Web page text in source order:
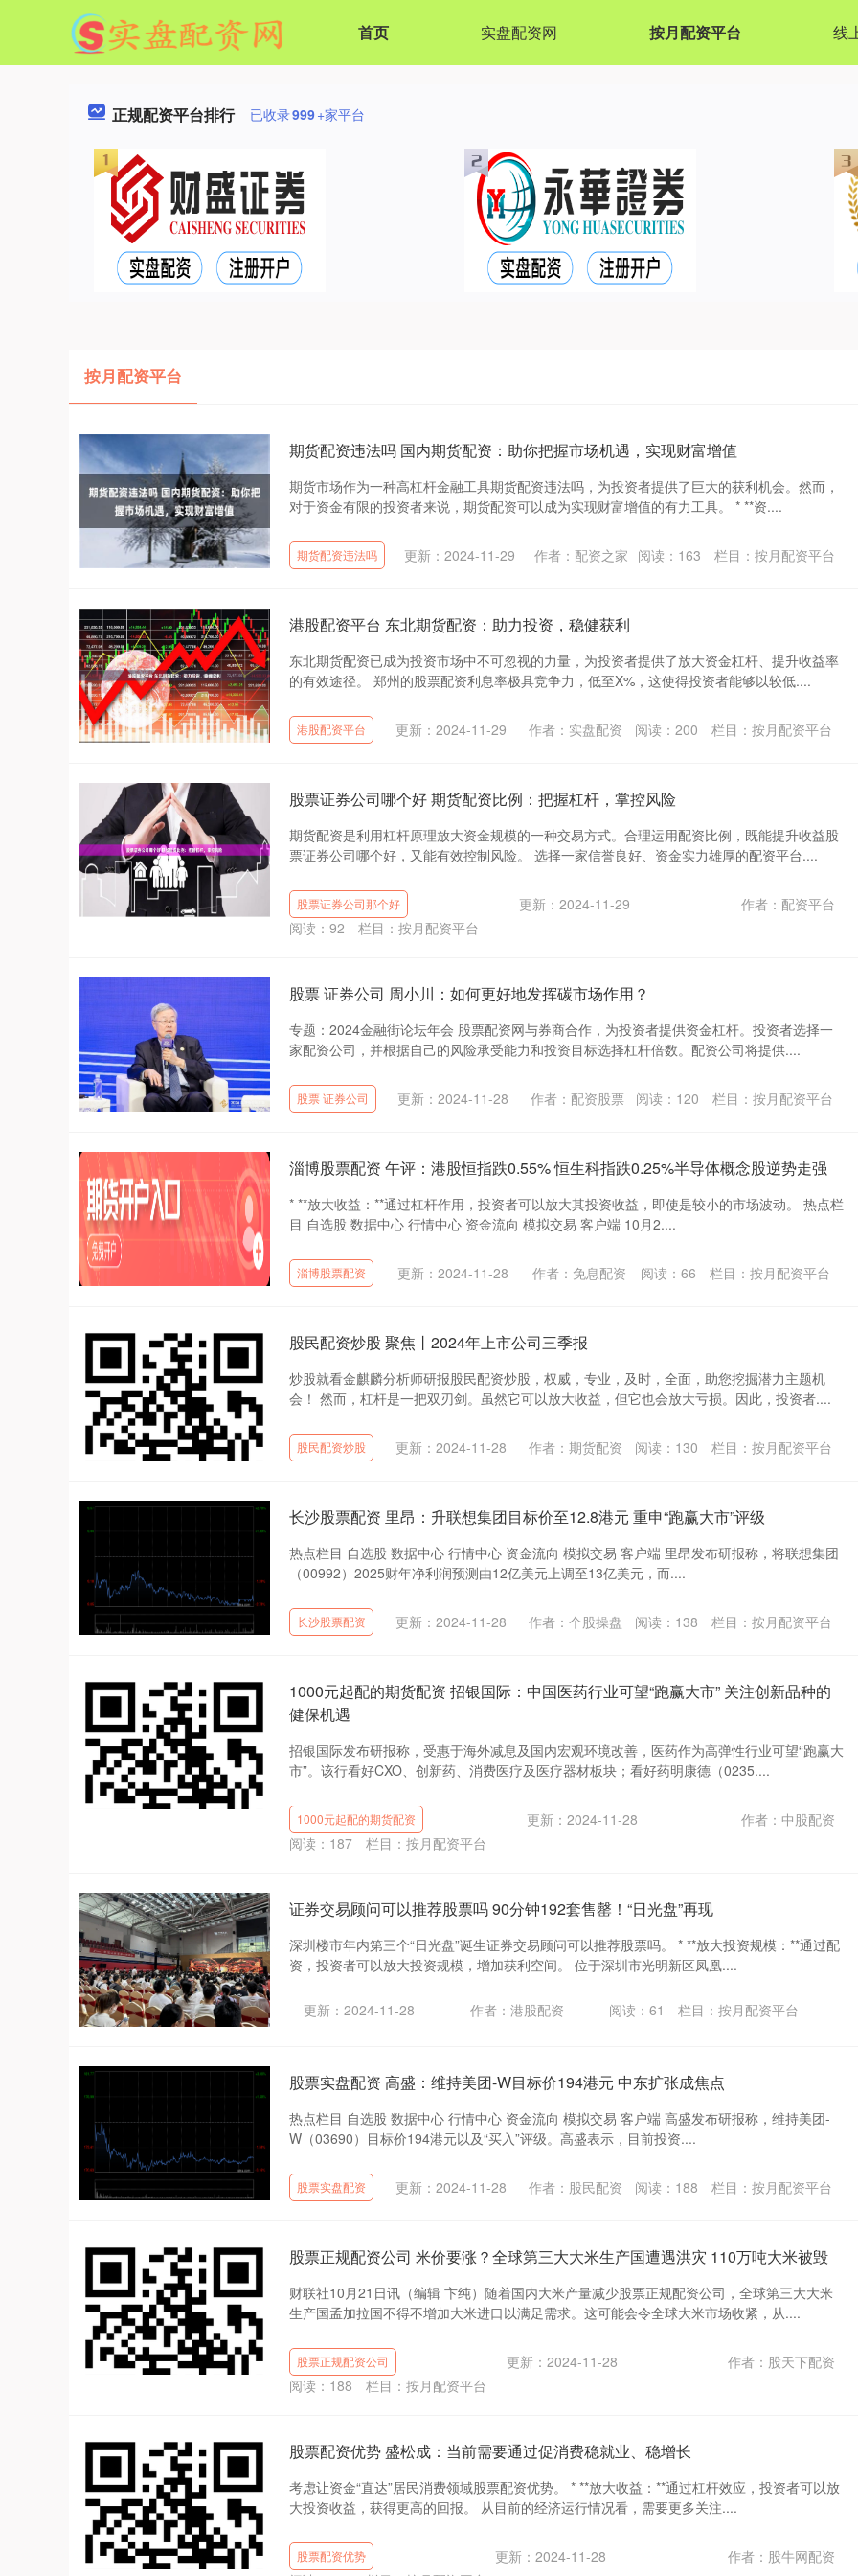
首页 实盘配资网 按月配资平台 线
正规配资平台排行 已收录999+家平台
按月配资平台
期货配资违法吗 国内期货配资：助你把握市场机遇，实现财富增值
期货市场作为一种高杠杆金融工具期货配资违法吗，为投资者提供了巨大的获利机会。然而，
对于资金有限的投资者来说，期货配资可以成为实现财富增值的有力工具。 * **资....
期货配资违法吗 更新：2024-11-29 作者：配资之家 阅读： 163 栏目： 按月配资平台
港股配资平台 东北期货配资：助力投资，稳健获利
东北期货配资已成为投资市场中不可忽视的力量，为投资者提供了放大资金杠杆、提升收益率
的有效途径。 郑州的股票配资利息率极具竞争力，低至X%，这使得投资者能够以较低....
港股配资平台 更新：2024-11-29 作者：实盘配资 阅读： 200 栏目： 按月配资平台
股票证券公司哪个好 期货配资比例：把握杠杆，掌控风险
期货配资是利用杠杆原理放大资金规模的一种交易方式。合理运用配资比例，既能提升收益股
票证券公司哪个好，又能有效控制风险。 选择一家信誉良好、资金实力雄厚的配资平台....
股票证券公司那个好 更新：2024-11-29
作者：配资平台
阅读： 92 栏目： 按月配资平台
股票 证券公司 周小川：如何更好地发挥碳市场作用？
专题：2024金融街论坛年会 股票配资网与券商合作，为投资者提供资金杠杆。投资者选择一
家配资公司，并根据自己的风险承受能力和投资目标选择杠杆倍数。配资公司将提供....
股票 证券公司 更新：2024-11-28 作者：配资股票 阅读： 120 栏目： 按月配资平台
淄博股票配资 午评：港股恒指跌0.55% 恒生科指跌0.25%半导体概念股逆势走强
* **放大收益：**通过杠杆作用，投资者可以放大其投资收益，即使是较小的市场波动。 热点栏
目 自选股 数据中心 行情中心 资金流向 模拟交易 客户端 10月2....
淄博股票配资 更新：2024-11-28 作者：免息配资 阅读： 66 栏目： 按月配资平台
股民配资炒股 聚焦丨2024年上市公司三季报
炒股就看金麒麟分析师研报股民配资炒股，权威，专业，及时，全面，助您挖掘潜力主题机
会！ 然而，杠杆是一把双刃剑。虽然它可以放大收益，但它也会放大亏损。因此，投资者....
股民配资炒股 更新：2024-11-28 作者：期货配资 阅读： 130 栏目： 按月配资平台
长沙股票配资 里昂：升联想集团目标价至12.8港元 重申“跑赢大市”评级
热点栏目 自选股 数据中心 行情中心 资金流向 模拟交易 客户端 里昂发布研报称，将联想集团
（00992）2025财年净利润预测由12亿美元上调至13亿美元，而....
长沙股票配资 更新：2024-11-28 作者：个股操盘 阅读： 138 栏目： 按月配资平台
1000元起配的期货配资 招银国际：中国医药行业可望“跑赢大市” 关注创新品种的
健保机遇
招银国际发布研报称，受惠于海外减息及国内宏观环境改善，医药作为高弹性行业可望“跑赢大
市”。该行看好CXO、创新药、消费医疗及医疗器材板块；看好药明康德（0235....
1000元起配的期货配资 更新：2024-11-28
作者：中股配资
阅读： 187 栏目： 按月配资平台
证券交易顾问可以推荐股票吗 90分钟192套售罄！“日光盘”再现
深圳楼市年内第三个“日光盘”诞生证券交易顾问可以推荐股票吗。 * **放大投资规模：**通过配
资，投资者可以放大投资规模，增加获利空间。 位于深圳市光明新区凤凰....
更新：2024-11-28 作者：港股配资 阅读：61 栏目：按月配资平台
股票实盘配资 高盛：维持美团-W目标价194港元 中东扩张成焦点
热点栏目 自选股 数据中心 行情中心 资金流向 模拟交易 客户端 高盛发布研报称，维持美团-
W（03690）目标价194港元以及“买入”评级。高盛表示，目前投资....
股票实盘配资 更新：2024-11-28 作者：股民配资 阅读： 188 栏目： 按月配资平台
股票正规配资公司 米价要涨？全球第三大大米生产国遭遇洪灾 110万吨大米被毁
财联社10月21日讯（编辑 卞纯）随着国内大米产量减少股票正规配资公司，全球第三大大米
生产国孟加拉国不得不增加大米进口以满足需求。这可能会令全球大米市场收紧，从....
股票正规配资公司 更新：2024-11-28
作者：股天下配资
阅读： 188 栏目： 按月配资平台
股票配资优势 盛松成：当前需要通过促消费稳就业、稳增长
考虑让资金“直达”居民消费领域股票配资优势。 * **放大收益：**通过杠杆效应，投资者可以放
大投资收益，获得更高的回报。 从目前的经济运行情况看，需要更多关注....
股票配资优势 更新：2024-11-28
作者：股牛网配资